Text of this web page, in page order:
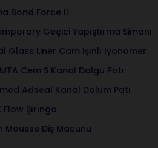
Bond Force II
Geçici Yapıştırma Simanı
Glass Liner Cam Işınlı İyonomer
Cem S Kanal Dolgu Patı
Adseal Kanal Dolum Patı
Flow Şırınga
Mousse Diş Macunu